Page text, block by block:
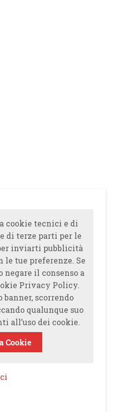
cookie tecnici e di
di terze parti per le
inviarti pubblicità
tue preferenze. Se
negare il consenso a
Privacy Policy.
banner, scorrendo
qualunque suo
all’uso dei cookie.
Cookie